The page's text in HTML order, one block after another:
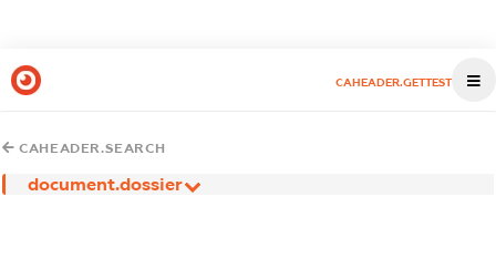
CAHEADER.GETTEST
CAHEADER.SEARCH
document.dossier